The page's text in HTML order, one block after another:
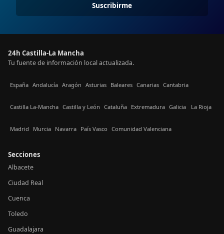
Suscribirme
24h Castilla-La Mancha
Tu fuente de información local actualizada.
España Andalucía Aragón Asturias Baleares Canarias Cantabria
Castilla La-Mancha Castilla y León Cataluña Extremadura Galicia La Rioja
Madrid Murcia Navarra País Vasco Comunidad Valenciana
Secciones
Albacete
Ciudad Real
Cuenca
Toledo
Guadalajara